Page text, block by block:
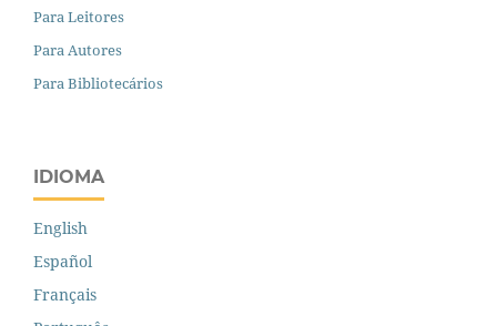
Para Leitores
Para Autores
Para Bibliotecários
IDIOMA
English
Español
Français